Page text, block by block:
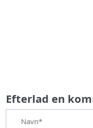
Efterlad en